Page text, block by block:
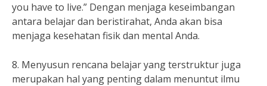
you have to live.” Dengan menjaga keseimbangan
antara belajar dan beristirahat, Anda akan bisa
menjaga kesehatan fisik dan mental Anda.
8. Menyusun rencana belajar yang terstruktur juga
merupakan hal yang penting dalam menuntut ilmu